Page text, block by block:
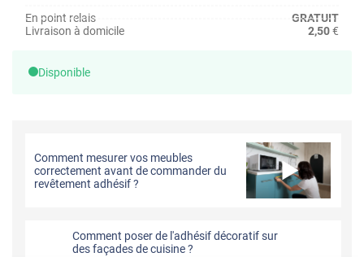
En point relais
GRATUIT
Livraison à domicile
2,50€
Disponible
Comment mesurer vos meubles
correctement avant de commander du
revêtement adhésif ?
Comment poser de l'adhésif décoratif sur
des façades de cuisine ?